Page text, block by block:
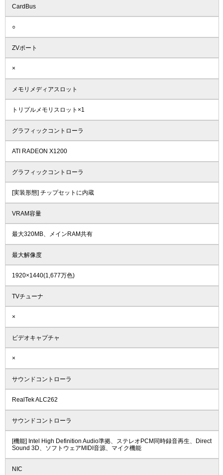
CardBus
○
ZVポート
×
メモリメディアスロット
トリプルメモリスロット×1
グラフィックコントローラ
ATI RADEON X1200
グラフィックコントローラ
[実装形態] チップセットに内蔵
VRAM容量
最大320MB、メインRAM共有
最大解像度
1920×1440(1,677万色)
TVチューナ
×
ビデオキャプチャ
×
サウンドコントローラ
RealTek ALC262
サウンドコントローラ
[機能] Intel High Definition Audio準拠、ステレオPCM同時録音再生、Direct
Sound 3D、ソフトウェアMIDI音源、マイク機能
NIC